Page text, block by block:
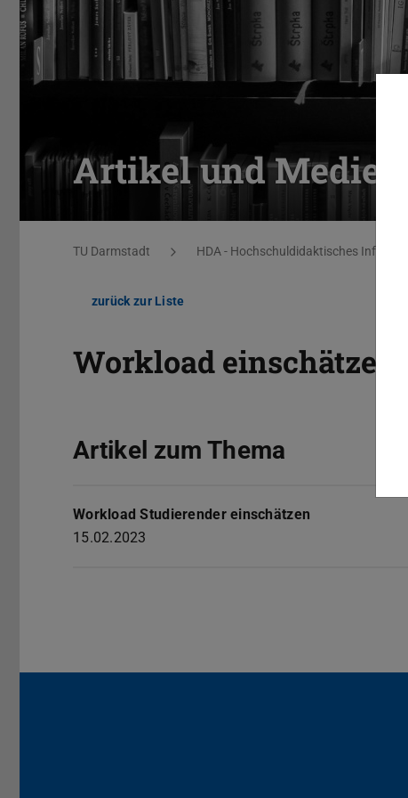
Artikel und Medien
Sie befinden sich hier:
TU Darmstadt HDA - Hochschuldidaktisches
zurück zur Liste
Workload einschätzen
Artikel zum Thema
Workload Studierender einschätzen
15.02.2023